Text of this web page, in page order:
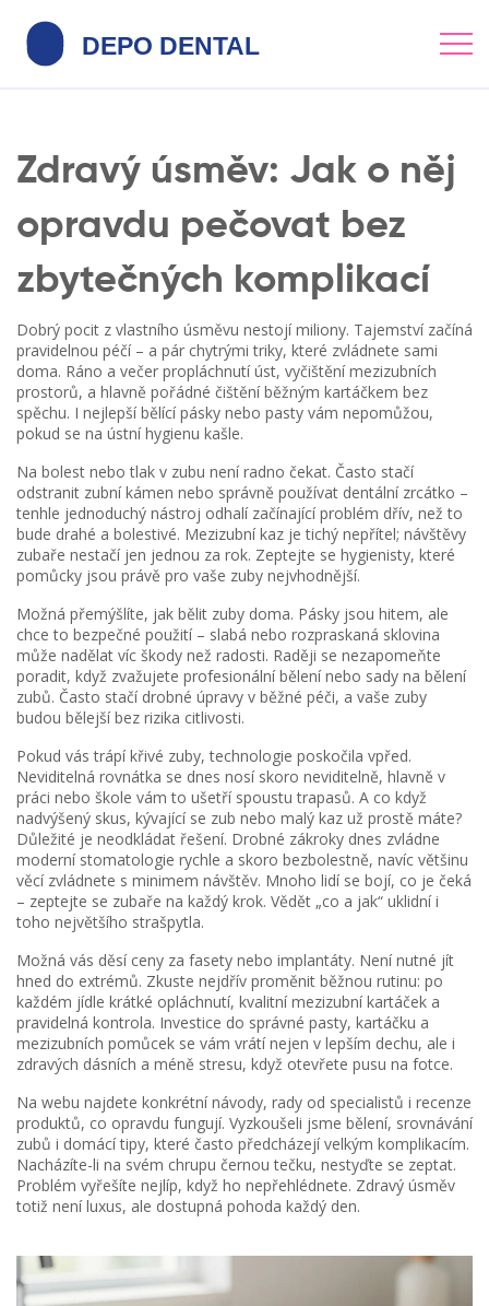
Zdravý úsměv: Jak o něj
opravdu pečovat bez
zbytečných komplikací
Dobrý pocit z vlastního úsměvu nestojí miliony. Tajemství začíná
pravidelnou péčí – a pár chytrými triky, které zvládnete sami
doma. Ráno a večer propláchnutí úst, vyčištění mezizubních
prostorů, a hlavně pořádné čištění běžným kartáčkem bez
spěchu. I nejlepší bělící pásky nebo pasty vám nepomůžou,
pokud se na ústní hygienu kašle.
Na bolest nebo tlak v zubu není radno čekat. Často stačí
odstranit zubní kámen nebo správně používat dentální zrcátko –
tenhle jednoduchý nástroj odhalí začínající problém dřív, než to
bude drahé a bolestivé. Mezizubní kaz je tichý nepřítel; návštěvy
zubaře nestačí jen jednou za rok. Zeptejte se hygienisty, které
pomůcky jsou právě pro vaše zuby nejvhodnější.
Možná přemýšlíte, jak bělit zuby doma. Pásky jsou hitem, ale
chce to bezpečné použití – slabá nebo rozpraskaná sklovina
může nadělat víc škody než radosti. Raději se nezapomeňte
poradit, když zvažujete profesionální bělení nebo sady na bělení
zubů. Často stačí drobné úpravy v běžné péči, a vaše zuby
budou bělejší bez rizika citlivosti.
Pokud vás trápí křivé zuby, technologie poskočila vpřed.
Neviditelná rovnátka se dnes nosí skoro neviditelně, hlavně v
práci nebo škole vám to ušetří spoustu trapasů. A co když
nadvýšený skus, kývající se zub nebo malý kaz už prostě máte?
Důležité je neodkládat řešení. Drobné zákroky dnes zvládne
moderní stomatologie rychle a skoro bezbolestně, navíc většinu
věcí zvládnete s minimem návštěv. Mnoho lidí se bojí, co je čeká
– zeptejte se zubaře na každý krok. Vědět „co a jak“ uklidní i
toho největšího strašpytla.
Možná vás děsí ceny za fasety nebo implantáty. Není nutné jít
hned do extrémů. Zkuste nejdřív proměnit běžnou rutinu: po
každém jídle krátké opláchnutí, kvalitní mezizubní kartáček a
pravidelná kontrola. Investice do správné pasty, kartáčku a
mezizubních pomůcek se vám vrátí nejen v lepším dechu, ale i
zdravých dásních a méně stresu, když otevřete pusu na fotce.
Na webu najdete konkrétní návody, rady od specialistů i recenze
produktů, co opravdu fungují. Vyzkoušeli jsme bělení, srovnávání
zubů i domácí tipy, které často předcházejí velkým komplikacím.
Nacházíte-li na svém chrupu černou tečku, nestyďte se zeptat.
Problém vyřešíte nejlíp, když ho nepřehlédnete. Zdravý úsměv
totiž není luxus, ale dostupná pohoda každý den.